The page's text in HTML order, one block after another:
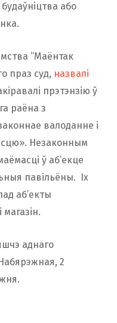
або
“Маёнтак
праз суд, назвалі
прэтэнзію ў
раёна з
валоданне і
Незаконным
ў аб’екце
павільёны. Іх
аб’екты
аднаго
2